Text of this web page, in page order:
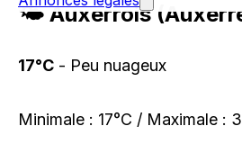
🌤️ Auxerrois
17°C - Peu nuageux
Minimale : 17°C / Maximale :